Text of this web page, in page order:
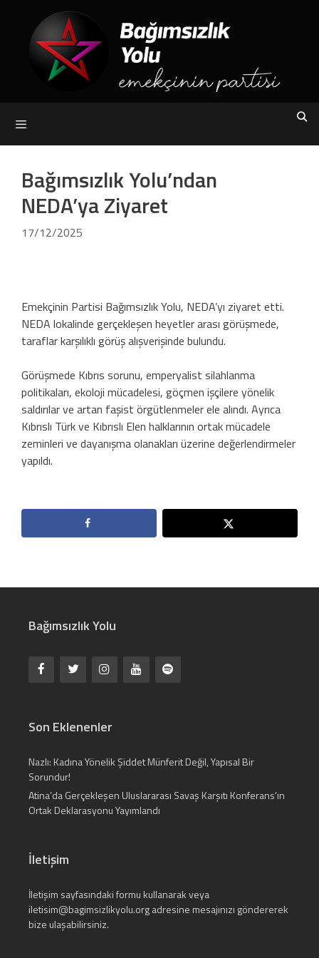
content
Bağımsızlık Yolu’ndan
NEDA’ya Ziyaret
17/12/2025
Emekçinin Partisi Bağımsızlık Yolu, NEDA’yı ziyaret etti.
NEDA lokalinde gerçekleşen heyetler arası görüşmede,
taraflar karşılıklı görüş alışverişinde bulundu.
Görüşmede Kıbrıs sorunu, emperyalist silahlanma
politikaları, ekoloji mücadelesi, göçmen işçilere yönelik
saldırılar ve artan faşist örgütlenmeler ele alındı. Ayrıca
Kıbrıslı Türk ve Kıbrıslı Elen halklarının ortak mücadele
zeminleri ve dayanışma olanakları üzerine değerlendirmeler
yapıldı.
Bağımsızlık Yolu
Son Eklenenler
Nazlı: Kadına Yönelik Şiddet Münferit Değil, Yapısal Bir
Sorundur!
Atina’da Gerçekleşen Uluslararası Savaş Karşıtı Konferans’ın
Ortak Deklarasyonu Yayımlandı
İletişim
İletişim sayfasındaki formu kullanarak veya
iletisim@bagimsizlikyolu.orgadresine mesajınızı göndererek
bize ulaşabilirsiniz.